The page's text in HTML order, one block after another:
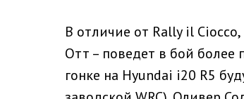
В отличие от Rally il
Отт – поведет в бой более
гонке на Hyundai i20 R5